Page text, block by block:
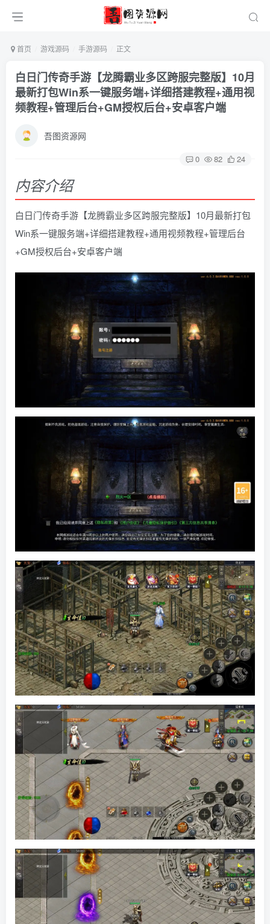
首页 游戏源码 手游源码 正文
白日门传奇手游【龙腾霸业多区跨服完整版】10月
最新打包Win系一键服务端+详细搭建教程+通用视
频教程+管理后台+GM授权后台+安卓客户端
吾图资源网
0 82 24
内容介绍
白日门传奇手游【龙腾霸业多区跨服完整版】10月最新打包
Win系一键服务端+详细搭建教程+通用视频教程+管理后台
+GM授权后台+安卓客户端